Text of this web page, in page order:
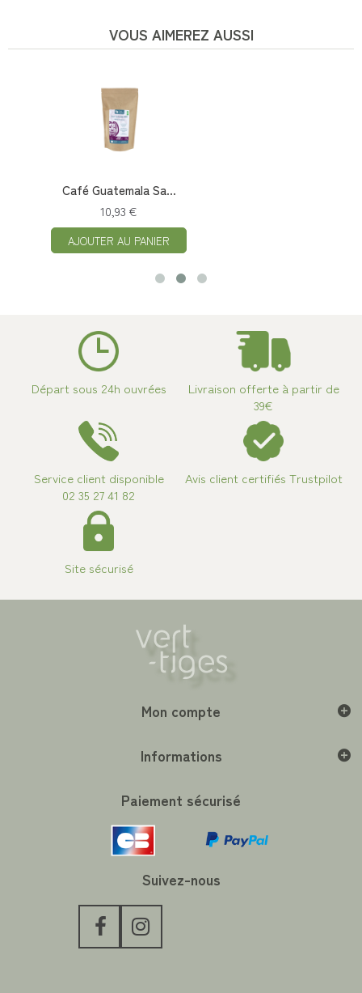
VOUS AIMEREZ AUSSI
Café Guatemala Sa...
10,93 €
AJOUTER AU PANIER
Départ sous 24h ouvrées
Livraison offerte à partir de
39€
Service client disponible
02 35 27 41 82
Avis client certifiés Trustpilot
Site sécurisé
Mon compte
Informations
Paiement sécurisé
Suivez-nous